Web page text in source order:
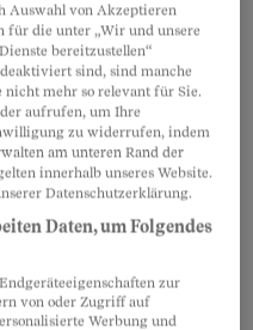
und Umbau
wenn das
und wenn der Umbau
Auswahl von Akzeptieren
die unter „Wir und unsere
bereitzustellen“
sind, sind manche
mehr so relevant für Sie.
aufrufen, um Ihre
zu widerrufen, indem
am unteren Rand der
innerhalb unseres Website.
Datenschutzerklärung.
Daten, um Folgendes
zur
von oder Zugriff auf
Werbung und